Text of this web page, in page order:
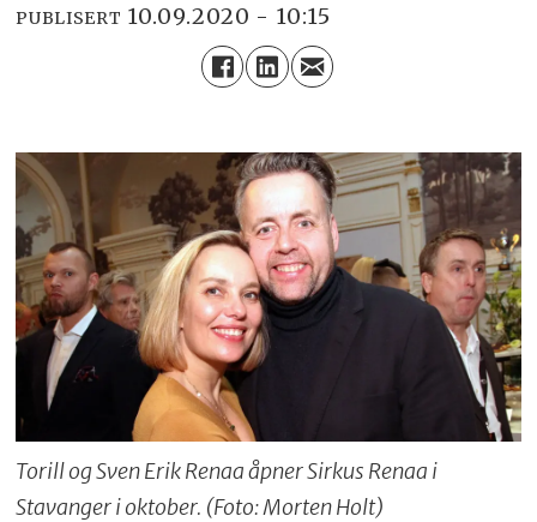
PUBLISERT 10.09.2020 - 10:15
Torill og Sven Erik Renaa åpner Sirkus Renaa i
Stavanger i oktober. (Foto: Morten Holt)